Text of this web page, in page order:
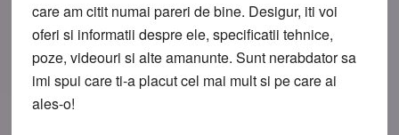
care am citit numai pareri de bine. Desigur, iti voi
oferi si informatii despre ele, specificatii tehnice,
poze, videouri si alte amanunte. Sunt nerabdator sa
imi spui care ti-a placut cel mai mult si pe care ai
ales-o!